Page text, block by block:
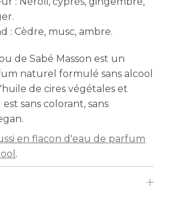
: Cèdre, musc, ambre.
de Sabé Masson est un
naturel formulé sans alcool
decires végétales et
est sans colorant, sans
en flacon d'eau de parfum
.